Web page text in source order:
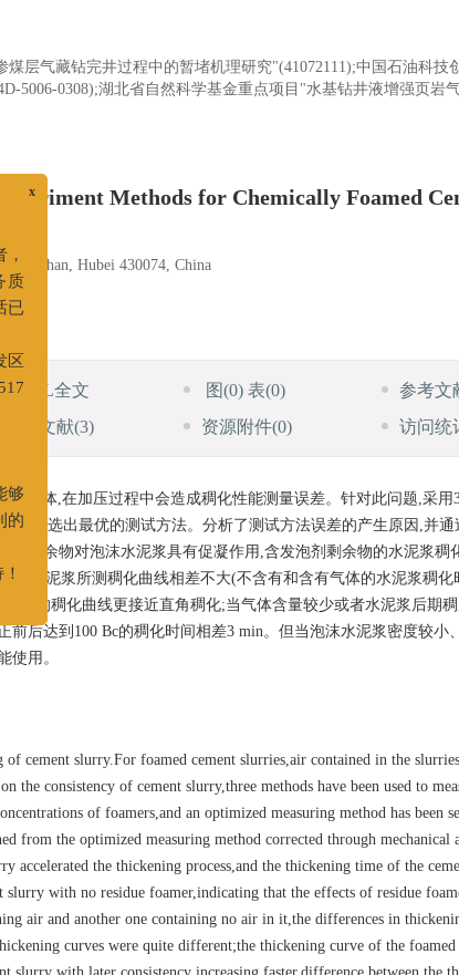
层气藏钻完井过程中的暂堵机理研究"(41072111);中国石油科技
5006-0308);湖北省自然科学基金重点项目"水基钻井液增强页岩
Methods for Chemically Foamed
Wuhan, Hubei 430074, China
HTML全文 图(0) 表(0) 参考文
施引文献(3) 资源附件(0) 访问统
气体,在加压过程中会造成稠化性能测量误差。针对此问题,采用
,并优选出最优的测试方法。分析了测试方法误差的产生原因,并
剩余物对泡沫水泥浆具有促凝作用,含发泡剂剩余物的水泥浆稠
的水泥浆所测稠化曲线相差不大(不含有和含有气体的水泥浆稠化
得的稠化曲线更接近直角稠化;当气体含量较少或者水泥浆后期
后达到100 Bc的稠化时间相差3 min。但当泡沫水泥浆密度较小
使用。
of cement slurry.For foamed cement slurries,air contained in the
the consistency of cement slurry,three methods have been used to
of foamers,and an optimized measuring method has been
from the optimized measuring method corrected through mechanical
accelerated the thickening process,and the thickening time of the
with no residue foamer,indicating that the effects of residue
air and another one containing no air in it,the differences in
curves were quite different;the thickening curve of the foamed
者，
务质
话已
发区
A517
能够
刊的
持！